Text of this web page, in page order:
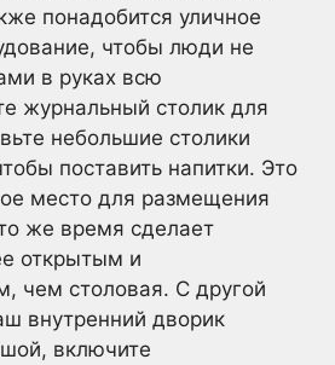
понадобится уличное
чтобы люди не
в руках всю
журнальный столик для
небольшие столики
поставить напитки. Это
место для размещения
же время сделает
открытым и
чем столовая. С другой
внутренний дворик
включите